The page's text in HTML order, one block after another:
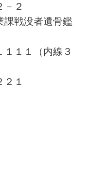
－２
課戦没者遺骨鑑
１１（内線３
２１